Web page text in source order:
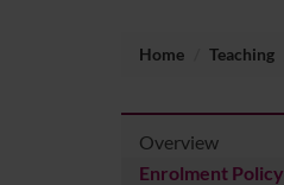
Home Teaching
Overview
Enrolment Policy